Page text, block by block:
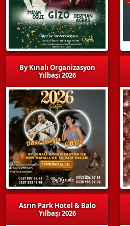
By Kınalı Organizasyon
Yılbaşı 2026
Asrın Park Hotel & Balo
Yılbaşı 2026